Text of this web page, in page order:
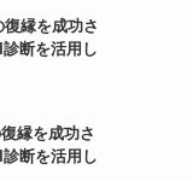
縁を成功さ
断を活用し
縁を成功さ
断を活用し